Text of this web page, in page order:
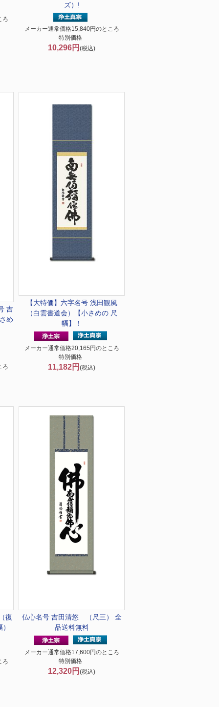
ろ
ズ）!
メーカー通常価格15,840円のところ
特別価格
10,296円 (税込)
吉
め
ろ
【大特価】 六字名号 浅田観風
（白雲書道会）【小さめの 尺
幅】！
メーカー通常価格20,165円のところ
特別価格
11,182円 (税込)
復
ろ
仏心名号 吉田清悠 （尺三） 全
品送料無料
メーカー通常価格17,600円のところ
特別価格
12,320円 (税込)